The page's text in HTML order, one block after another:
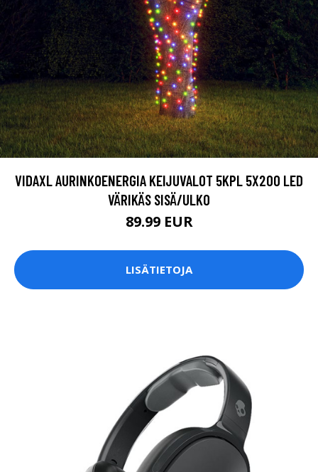
VIDAXL AURINKOENERGIA KEIJUVALOT 5KPL 5X200 LED
VÄRIKÄS SISÄ/ULKO
89.99 EUR
LISÄTIETOJA